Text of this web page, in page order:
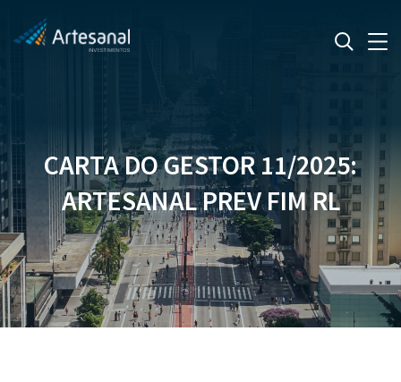
CARTA DO GESTOR 11/2025:
ARTESANAL PREV FIM RL